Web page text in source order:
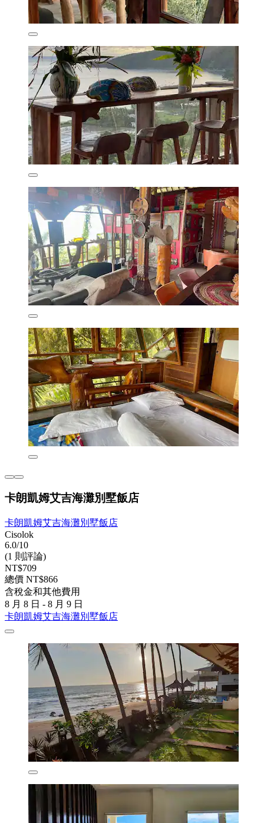
卡朗凱姆艾吉海灘別墅飯店
卡朗凱姆艾吉海灘別墅飯店
Cisolok
6.0/10
(1 則評論)
NT$709
總價 NT$866
含稅金和其他費用
8 月 8 日 - 8 月 9 日
卡朗凱姆艾吉海灘別墅飯店